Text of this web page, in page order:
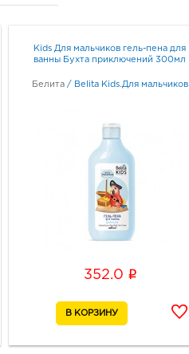
Максимир: руб.
обл, г
обл, г Курск,
зд. 1
10:00 - 22:00
Kids Для мальчиков гель-пена для
ванны Бухта приключений 300мл
Белита / Belita Kids.Для мальчиков
352.0 i